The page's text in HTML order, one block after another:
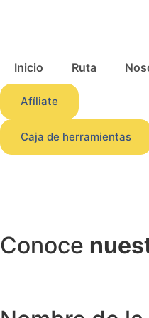
Inicio Ruta
Afíliate
Caja de herramientas
Conoce